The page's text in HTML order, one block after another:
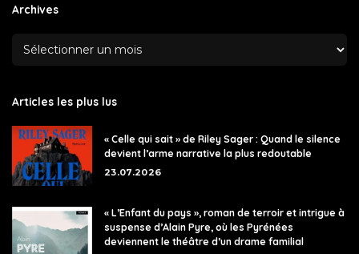
Archives
Articles les plus lus
« Celle qui sait » de Riley Sager : Quand le silence
devient l’arme narrative la plus redoutable
23.07.2026
« L’Enfant du pays », roman de terroir et intrigue à
suspense d’Alain Pyre, où les Pyrénées
deviennent le théâtre d’un drame familial